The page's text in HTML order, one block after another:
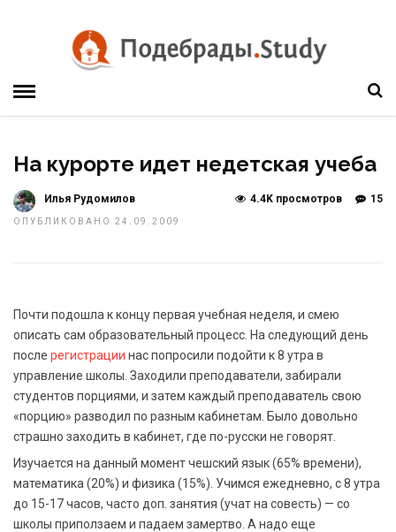
На курорте идет недетская учеба
Илья Рудомилов
ОПУБЛИКОВАНО 24.09.2009
15
4.4K просмотров
Почти подошла к концу первая учебная неделя, и смею
описать сам образовательный процесс. На следующий день
после регистрации нас попросили подойти к 8 утра в
управление школы. Заходили преподаватели, забирали
студентов порциями, и затем каждый преподаватель свою
«порцию» разводил по разным кабинетам. Было довольно
страшно заходить в кабинет, где по-русски не говорят.
Изучается на данный момент чешский язык (65% времени),
математика (20%) и физика (15%). Учимся ежедневно, с 8 утра
до 15-17 часов, часто доп. занятия (учат на совесть) — со
школы приползаем и падаем замертво. А надо еще